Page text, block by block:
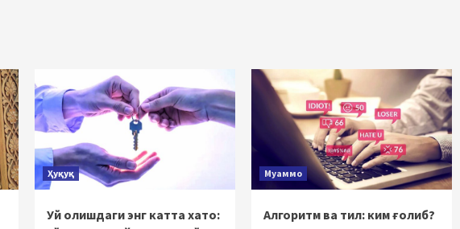
Ҳуқуқ
Уй олишдаги энг катта хато:
Муаммо
Алгоритм ва тил: ким ғолиб?